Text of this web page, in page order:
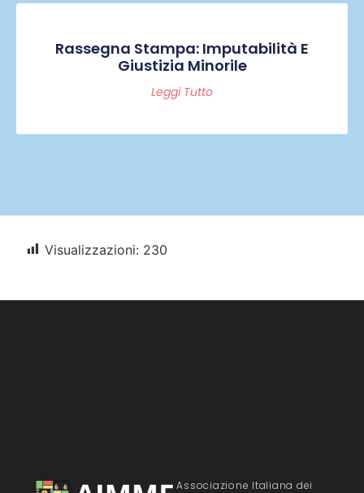
Rassegna Stampa: Imputabilità E
Giustizia Minorile
Leggi Tutto
Visualizzazioni: 230
Associazione Italiana dei